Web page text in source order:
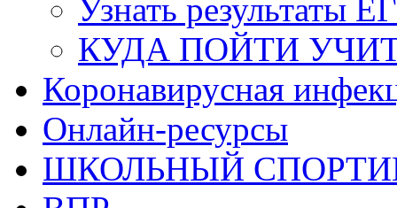
Узнать результаты
КУДА ПОЙТИ
Коронавирусная
Онлайн-ресурсы
ШКОЛЬНЫЙ